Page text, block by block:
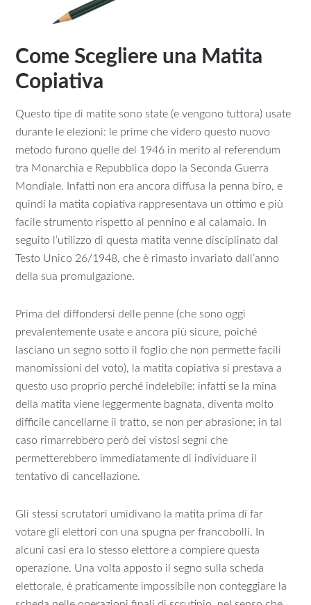
Come Scegliere una Matita
Copiativa
Questo tipe di matite sono state (e vengono tuttora) usate
durante le elezioni: le prime che videro questo nuovo
metodo furono quelle del 1946 in merito al referendum
tra Monarchia e Repubblica dopo la Seconda Guerra
Mondiale. Infatti non era ancora diffusa la penna biro, e
quindi la matita copiativa rappresentava un ottimo e più
facile strumento rispetto al pennino e al calamaio. In
seguito l’utilizzo di questa matita venne disciplinato dal
Testo Unico 26/1948, che è rimasto invariato dall’anno
della sua promulgazione.
Prima del diffondersi delle penne (che sono oggi
prevalentemente usate e ancora più sicure, poiché
lasciano un segno sotto il foglio che non permette facili
manomissioni del voto), la matita copiativa si prestava a
questo uso proprio perché indelebile: infatti se la mina
della matita viene leggermente bagnata, diventa molto
difficile cancellarne il tratto, se non per abrasione; in tal
caso rimarrebbero però dei vistosi segni che
permetterebbero immediatamente di individuare il
tentativo di cancellazione.
Gli stessi scrutatori umidivano la matita prima di far
votare gli elettori con una spugna per francobolli. In
alcuni casi era lo stesso elettore a compiere questa
operazione. Una volta apposto il segno sulla scheda
elettorale, è praticamente impossibile non conteggiare la